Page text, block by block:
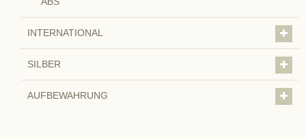
INTERNATIONAL
SILBER
AUFBEWAHRUNG